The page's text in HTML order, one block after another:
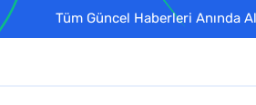
Tüm Güncel Haberleri Anında